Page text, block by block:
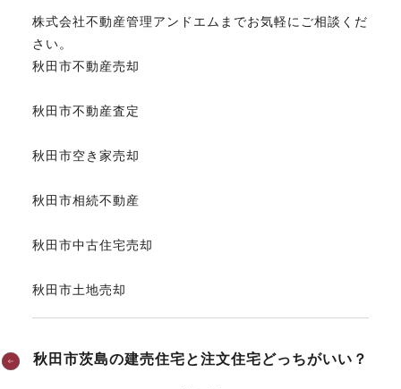
株式会社不動産管理アンドエムまでお気軽にご相談くだ
さい。
秋田市不動産売却
秋田市不動産査定
秋田市空き家売却
秋田市相続不動産
秋田市中古住宅売却
秋田市土地売却
秋田市茨島の建売住宅と注文住宅どっちがいい？